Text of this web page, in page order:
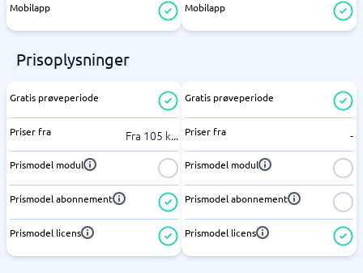
Mobilapp Mobilapp
Prisoplysninger
Gratis prøveperiode
Priser fra Fra 105 k...
Prismodel modul
Prismodel abonnement
Prismodel licens
Gratis prøveperiode
Priser fra -
Prismodel modul
Prismodel abonnement
Prismodel licens